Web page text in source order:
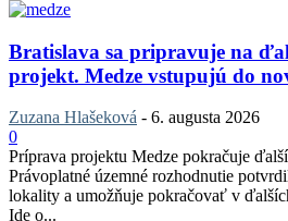
Bratislava sa pripravuje na
projekt. Medze vstupujú do
Zuzana Hlašeková - 6. augusta 2026
0
Príprava projektu Medze pokračuje
Právoplatné územné rozhodnutie
lokality a umožňuje pokračovať v
Ide o...